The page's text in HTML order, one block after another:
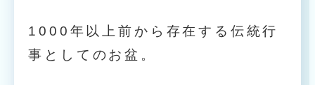
1000年以上前から存在する伝統行
事としてのお盆。